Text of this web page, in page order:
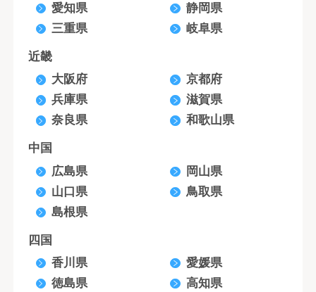
愛知県
静岡県
三重県
岐阜県
近畿
大阪府
京都府
兵庫県
滋賀県
奈良県
和歌山県
中国
広島県
岡山県
山口県
鳥取県
島根県
四国
香川県
愛媛県
徳島県
高知県